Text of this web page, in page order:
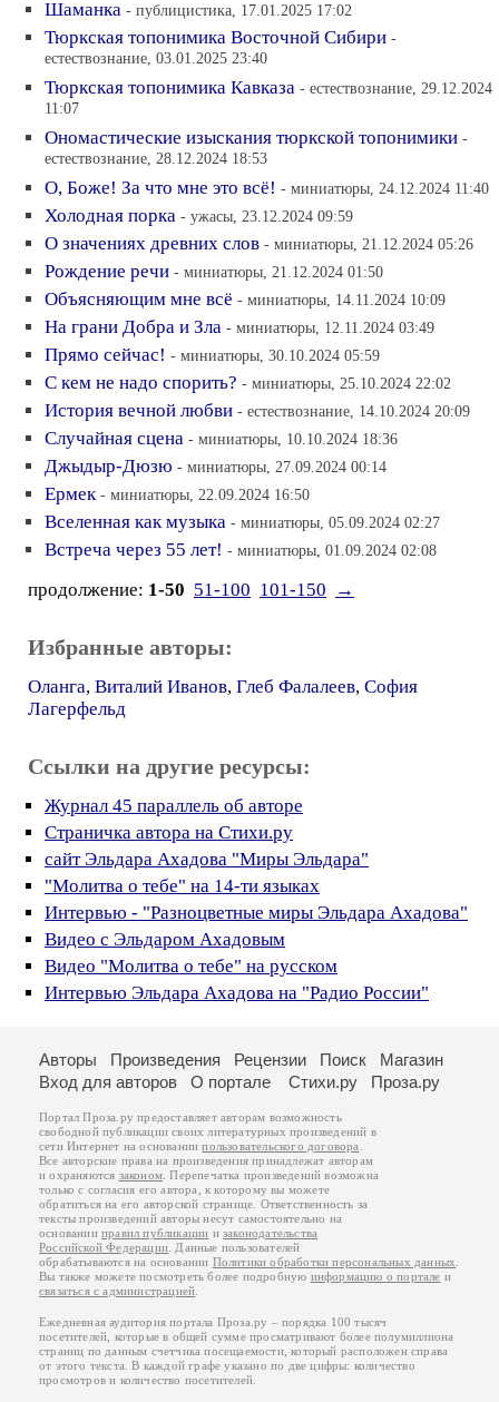
Шаманка - публицистика, 17.01.2025 17:02
Тюркская топонимика Восточной Сибири -
естествознание, 03.01.2025 23:40
Тюркская топонимика Кавказа - естествознание, 29.12.2024
11:07
Ономастические изыскания тюркской топонимики -
естествознание, 28.12.2024 18:53
О, Боже! За что мне это всё! - миниатюры, 24.12.2024 11:40
Холодная порка - ужасы, 23.12.2024 09:59
О значениях древних слов - миниатюры, 21.12.2024 05:26
Рождение речи - миниатюры, 21.12.2024 01:50
Объясняющим мне всё - миниатюры, 14.11.2024 10:09
На грани Добра и Зла - миниатюры, 12.11.2024 03:49
Прямо сейчас! - миниатюры, 30.10.2024 05:59
С кем не надо спорить? - миниатюры, 25.10.2024 22:02
История вечной любви - естествознание, 14.10.2024 20:09
Случайная сцена - миниатюры, 10.10.2024 18:36
Джыдыр-Дюзю - миниатюры, 27.09.2024 00:14
Ермек - миниатюры, 22.09.2024 16:50
Вселенная как музыка - миниатюры, 05.09.2024 02:27
Встреча через 55 лет! - миниатюры, 01.09.2024 02:08
продолжение: 1-50 51-100 101-150 →
Избранные авторы:
Оланга, Виталий Иванов, Глеб Фалалеев, София
Лагерфельд
Ссылки на другие ресурсы:
Журнал 45 параллель об авторе
Страничка автора на Стихи.ру
сайт Эльдара Ахадова "Миры Эльдара"
"Молитва о тебе" на 14-ти языках
Интервью - "Разноцветные миры Эльдара Ахадова"
Видео с Эльдаром Ахадовым
Видео "Молитва о тебе" на русском
Интервью Эльдара Ахадова на "Радио России"
Авторы Произведения Рецензии Поиск
Магазин
Вход для авторов
О портале Стихи.ру Проза.ру
Портал Проза.ру предоставляет авторам возможность
свободной публикации своих литературных произведений в
сети Интернет на основаниипользовательского договора
Все авторские права на произведения принадлежат авторам
и охраняются законом . Перепечатка произведений возможна
только с согласия его автора, к которому вы можете
обратиться на его авторской странице. Ответственность за
тексты произведений авторы несут самостоятельно на
основанииправил публикации изаконодательства
Российской Федерации . Данные пользователей
обрабатываются на основании Политики обработки персональных данных
Вы также можете посмотреть более подробную информацию о портале и
связаться с администрацией
Ежедневная аудитория портала Проза.ру – порядка 100 тысяч
посетителей, которые в общей сумме просматривают более полумиллиона
страниц по данным счетчика посещаемости, который расположен справа
от этого текста. В каждой графе указано по две цифры: количество
просмотров и количество посетителей.